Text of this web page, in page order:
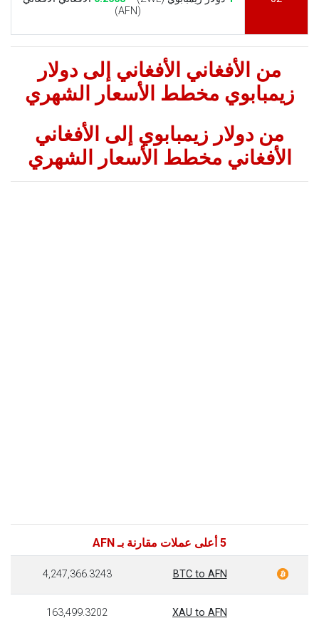
(AFN)
من الأفغاني الأفغاني إلى دولار
زيمبابوي مخطط الأسعار الشهري
من دولار زيمبابوي إلى الأفغاني
الأفغاني مخطط الأسعار الشهري
5 أعلى عملات مقارنة بـ AFN
BTC to AFN
4,247,366.3243
XAU to AFN
163,499.3202